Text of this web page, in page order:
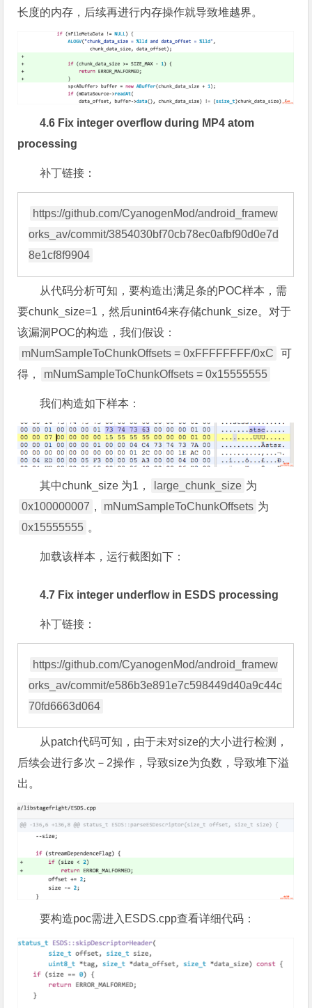
长度的内存，后续再进行内存操作就导致堆越界。
4.6 Fix integer overflow during MP4 atom
processing
补丁链接：
https://github.com/CyanogenMod/android_framew
orks_av/commit/3854030bf70cb78ec0afbf90d0e7d
从代码分析可知，要构造出满足条的POC样本，需
要chunk_size=1，然后unint64来存储chunk_size。对于
该漏洞POC的构造，我们假设：
mNumSampleToChunkOffsets = 0xFFFFFFFF/0xC
可
得，
mNumSampleToChunkOffsets = 0x15555555
我们构造如下样本：
其中chunk_size 为1， large_chunk_size 为
0x100000007
mNumSampleToChunkOffsets 为
0x15555555
加载该样本，运行截图如下：
4.7 Fix integer underflow in ESDS processing
补丁链接：
https://github.com/CyanogenMod/android_framew
orks_av/commit/e586b3e891e7c598449d40a9c44c
从patch代码可知，由于未对size的大小进行检测，
后续会进行多次－2操作，导致size为负数，导致堆下溢
出。
要构造poc需进入ESDS.cpp查看详细代码：